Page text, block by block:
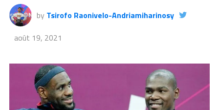
by Tsirofo Raonivelo-Andriamiharinosy
août 19, 2021